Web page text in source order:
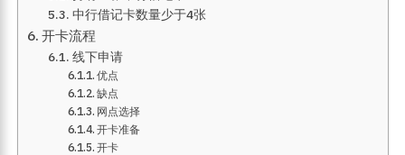
中行借记卡数量少于4张
开卡流程
线下申请
优点
缺点
网点选择
开卡准备
开卡